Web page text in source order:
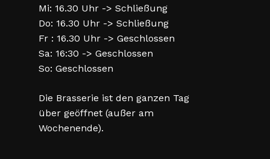
Mi: 16.30 Uhr -> Schließung
Do: 16.30 Uhr -> Schließung
Fr : 16.30 Uhr -> Geschlossen
Sa: 16:30 -> Geschlossen
So: Geschlossen
Die Brasserie ist den ganzen Tag
über geöffnet (außer am
Wochenende).